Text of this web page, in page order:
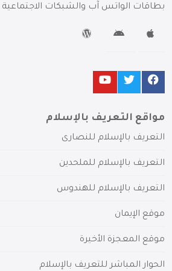
بطاقات الواتس آب والشبكات الاجتماعية
مواقع التعريف بالإسلام
التعريف بالإسلام للنصارى
التعريف بالإسلام للملحدين
التعريف بالإسلام للهندوس
موقع الإيمان
موقع المعجزة الأخيرة
الحوار المباشر للتعريف بالإسلام